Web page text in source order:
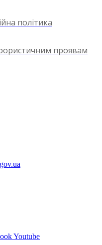
політика
проявам
Youtube